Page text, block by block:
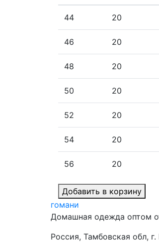
44 20
46 20
48 20
50 20
52 20
54 20
56 20
Добавить в корзину
гомани
Домашная одежда оптом
Россия, Тамбовская обл, г.